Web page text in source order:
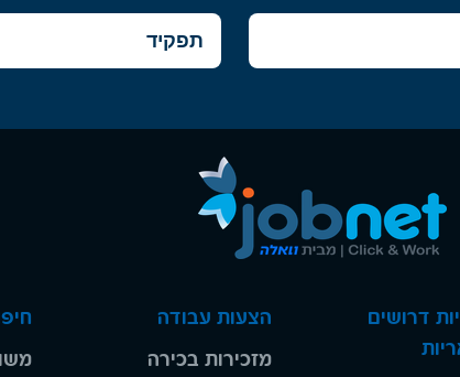
דרושים
הצעות עבודה
מזכירות בכירה